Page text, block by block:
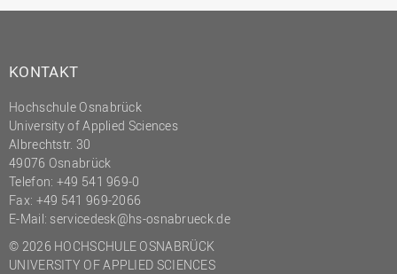
KONTAKT
Hochschule Osnabrück
University of Applied Sciences
Albrechtstr. 30
49076 Osnabrück
Telefon: +49 541 969-0
Fax: +49 541 969-2066
E-Mail: servicedesk@hs-osnabrueck.de
© 2026 HOCHSCHULE OSNABRÜCK
UNIVERSITY OF APPLIED SCIENCES